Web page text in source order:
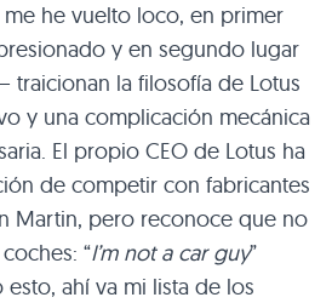
me he vuelto loco, en primer
y en segundo lugar
traicionan la filosofía de Lotus
y una complicación mecánica
El propio CEO de Lotus ha
de competir con fabricantes
Martin, pero reconoce que no
“I’m not a car guy”
esto, ahí va mi lista de los